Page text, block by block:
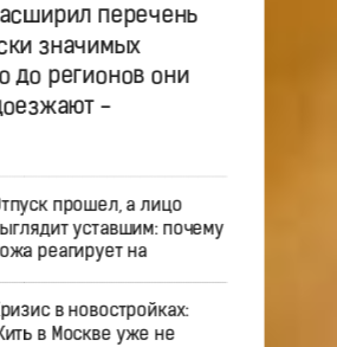
перечень
значимых
до регионов они
-
прошел, а лицо
уставшим: почему
реагирует на
в новостройках:
в Москве уже не